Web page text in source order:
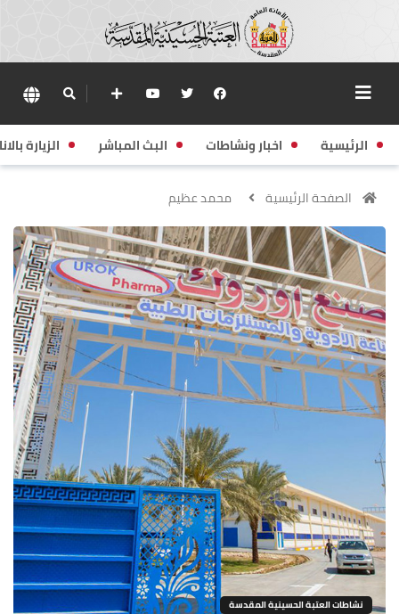
الرئيسية اخبار ونشاطات البث المباشر الزيارة
الصفحة الرئيسية محمد عظيم
نشاطات العتبة الحسينية المقدسة